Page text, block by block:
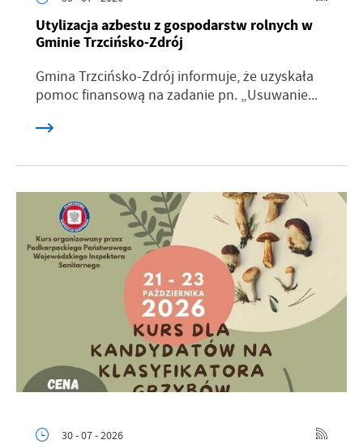
Utylizacja azbestu z gospodarstw rolnych w
Gminie Trzcińsko-Zdrój
Gmina Trzcińsko-Zdrój informuje, że uzyskała
pomoc finansową na zadanie pn. „Usuwanie...
30 - 07 - 2026